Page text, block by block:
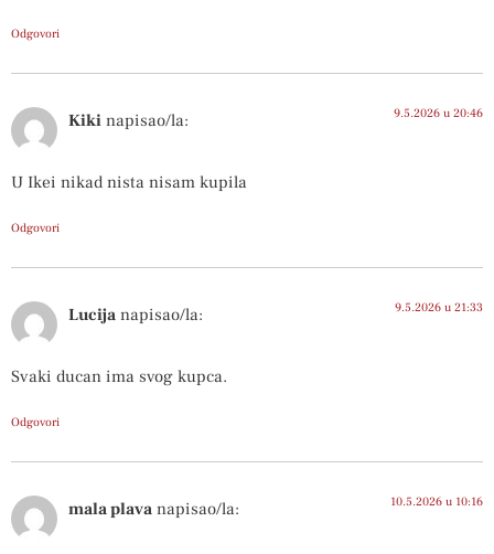
Odgovori
Kiki napisao/la: 9.5.2026 u 20:46
U Ikei nikad nista nisam kupila
Odgovori
Lucija napisao/la: 9.5.2026 u 21:33
Svaki ducan ima svog kupca.
Odgovori
mala plava napisao/la: 10.5.2026 u 10:16